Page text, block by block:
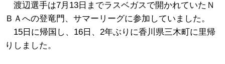
渡辺選手は7月13日までラスベガスで開かれていたＮ
ＢＡへの登竜門、サマーリーグに参加していました。
15日に帰国し、16日、2年ぶりに香川県三木町に里帰
りしました。